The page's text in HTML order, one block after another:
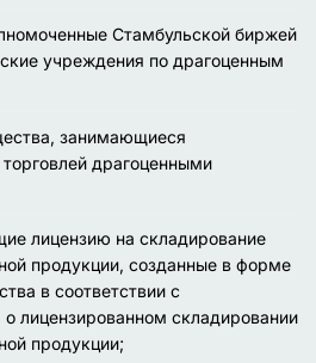
Стамбульской биржей
учреждения по драгоценным
занимающиеся
драгоценными
лицензию на складирование
продукции, созданные в форме
в соответствии с
о лицензированном складировании
продукции;